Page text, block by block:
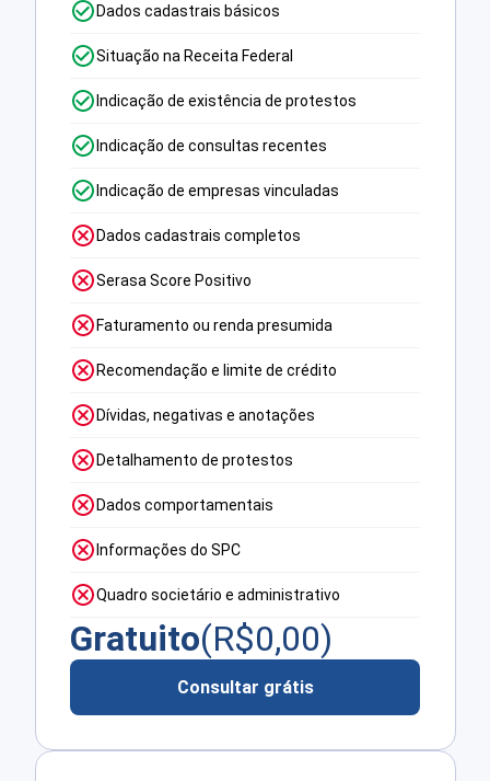
Dados cadastrais básicos
Situação na Receita Federal
Indicação de existência de protestos
Indicação de consultas recentes
Indicação de empresas vinculadas
Dados cadastrais completos
Serasa Score Positivo
Faturamento ou renda presumida
Recomendação e limite de crédito
Dívidas, negativas e anotações
Detalhamento de protestos
Dados comportamentais
Informações do SPC
Quadro societário e administrativo
Gratuito(R$0,00)
Consultar grátis